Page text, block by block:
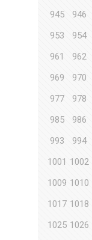
945
946
953
954
961
962
969
970
977
978
985
986
993
994
1001 1002
1009 1010
1017 1018
1025 1026